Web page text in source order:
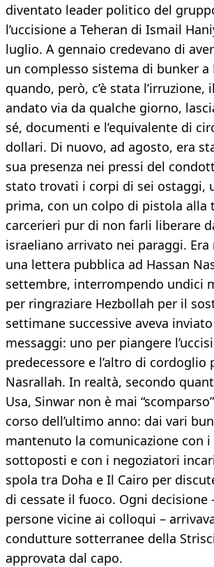
diventato leader politico del
l’uccisione a Teheran di Ismail
luglio. A gennaio credevano di
un complesso sistema di bunker a
quando, però, c’è stata l’irruzione,
andato via da qualche giorno,
sé, documenti e l’equivalente di
dollari. Di nuovo, ad agosto, era
sua presenza nei pressi del
stato trovati i corpi di sei ostaggi,
prima, con un colpo di pistola alla
carcerieri pur di non farli liberare
israeliano arrivato nei paraggi. Era
una lettera pubblica ad Hassan
settembre, interrompendo undici
per ringraziare Hezbollah per il
settimane successive aveva
messaggi: uno per piangere
predecessore e l’altro di cordoglio
Nasrallah. In realtà, secondo
Usa, Sinwar non è mai
corso dell’ultimo anno: dai vari
mantenuto la comunicazione con
sottoposti e con i negoziatori
spola tra Doha e Il Cairo per
di cessate il fuoco. Ogni decisione
persone vicine ai colloqui –
condutture sotterranee della
approvata dal capo.